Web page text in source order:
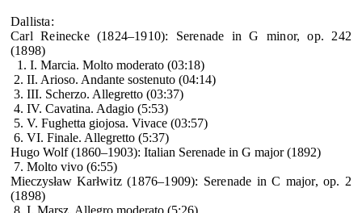
Dallista:
Carl Reinecke(1824–1910): Serenade in G minor, op. 242
(1898)
1. I. Marcia. Molto moderato (03:18)
2. II. Arioso. Andante sostenuto (04:14)
3. III. Scherzo. Allegretto (03:37)
4. IV. Cavatina. Adagio (5:53)
5. V. Fughetta giojosa. Vivace (03:57)
6. VI. Finale. Allegretto (5:37)
Hugo Wolf(1860–1903): Italian Serenade in G major (1892)
7. Molto vivo (6:55)
Mieczysław Karłwitz (1876–1909): Serenade in C major, op. 2
(1898)
8. I. Marsz. Allegro moderato (5:26)